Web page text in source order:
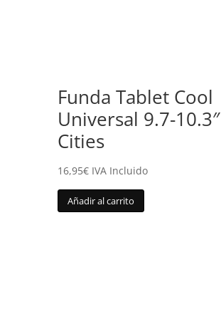
Funda Tablet Cool
Universal 9.7-10.3″
Cities
16,95€ IVA Incluido
Añadir al carrito